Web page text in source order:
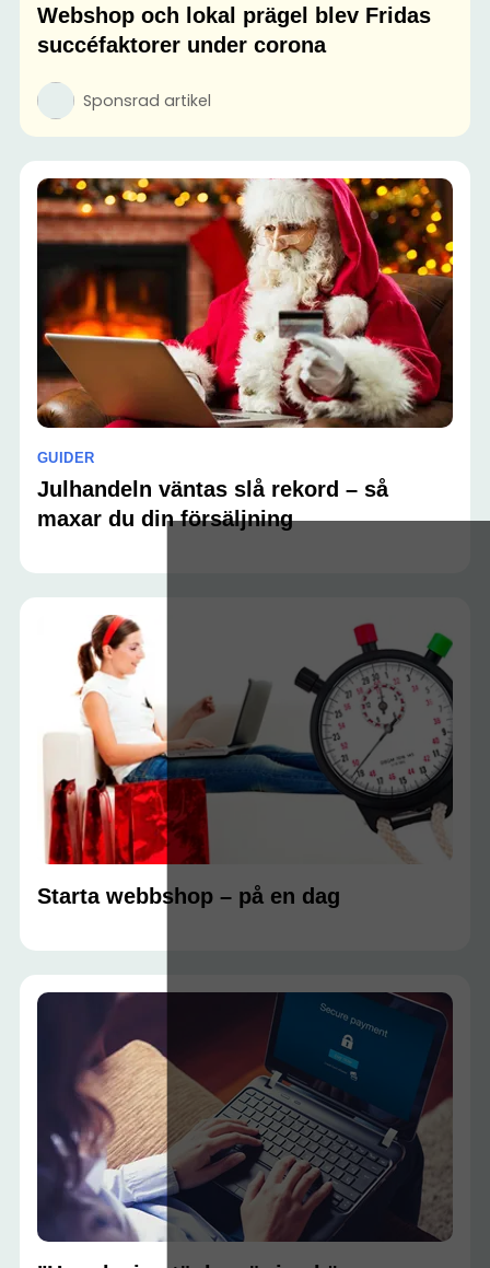
Webshop och lokal prägel blev Fridas
succéfaktorer under corona
Sponsrad artikel
GUIDER
Julhandeln väntas slå rekord – så
maxar du din försäljning
Starta webbshop – på en dag